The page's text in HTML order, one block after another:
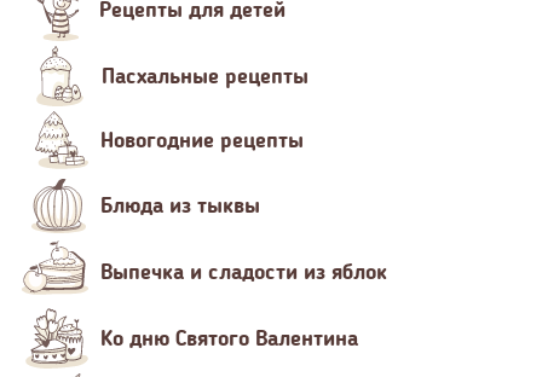
Рецепты для детей
Пасхальные рецепты
Новогодние рецепты
Блюда из тыквы
Выпечка и сладости из яблок
Ко дню Святого Валентина